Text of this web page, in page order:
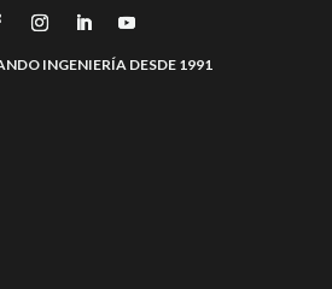
INGENIERÍA DESDE 1991